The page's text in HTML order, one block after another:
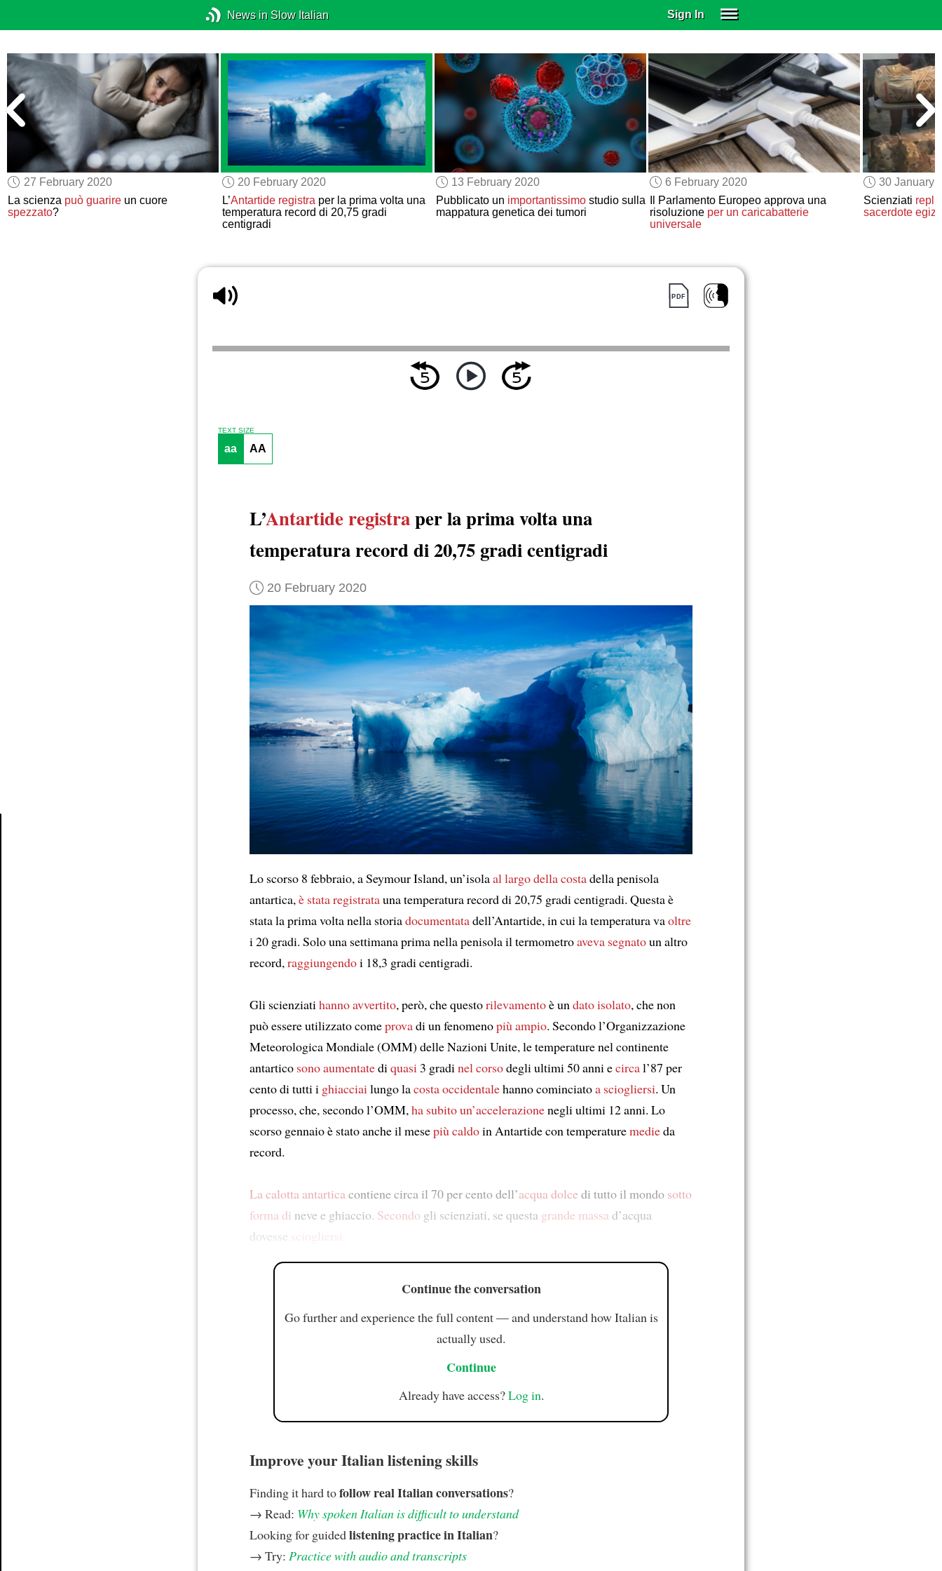
News in Slow Italian Sign In
SUBSCRIBE
EDUCATIONAL LICENSES
GIFT CARDS
OTHER LANGUAGES
ABOUT US
ALEXA
ADJUST COLORS
27 February 2020
La scienza può guarire un cuore
spezzato?
20 February 2020
L’Antartide registraper la prima volta una
temperatura record di 20,75 gradi
centigradi
13 February 2020
Pubblicato un importantissimostudio sulla
mappatura genetica dei tumori
6 February 2020
Il Parlamento Europeo approva una
risoluzione per un caricabatterie
universale
30 January
Scienziati
sacerdote
TEXT SIZE
aa AA
L’Antartideregistraper la prima volta una
temperatura record di 20,75 gradi centigradi
20 February 2020
Lo scorso 8 febbraio, a Seymour Island, un’isolaal largo della costadella penisola
antartica,è stata registratauna temperatura record di 20,75 gradi centigradi. Questa è
stata la prima volta nella storiadocumentatadell’Antartide, in cui la temperatura vaoltre
i 20 gradi. Solo una settimana prima nella penisola il termometroaveva segnatoun altro
record,raggiungendoi 18,3 gradi centigradi.
Gli scienziatihanno avvertito, però, che questorilevamentoè undato isolato, che non
può essere utilizzato comeprovadi un fenomenopiù ampio. Secondo l’Organizzazione
Meteorologica Mondiale (OMM) delle Nazioni Unite, le temperature nel continente
antartico sono aumentatediquasi 3 gradinel corsodegli ultimi 50 anni ecircal’87 per
cento di tutti i ghiacciailungo lacosta occidentalehanno cominciatoa sciogliersi. Un
processo, che, secondo l’OMM,ha subito un’accelerazionenegli ultimi 12 anni. Lo
scorso gennaio è stato anche il mesepiù caldoin Antartide con temperaturemedieda
record.
La calotta antarticacontiene circa il 70 per cento dell’acqua dolcedi tutto il mondo sotto
forma di neve e ghiaccio. Secondo gli scienziati, se questa grande massa d’acqua
dovesse sciogliersi
Continue the conversation
Go further and experience the full content — and understand how Italian is
actually used.
Continue
Already have access?Log in.
Improve your Italian listening skills
Finding it hard tofollow real Italian conversations?
→ Read: Why spoken Italian is difficult to understand
Looking for guidedlistening practice in Italian?
→ Try: Practice with audio and transcripts